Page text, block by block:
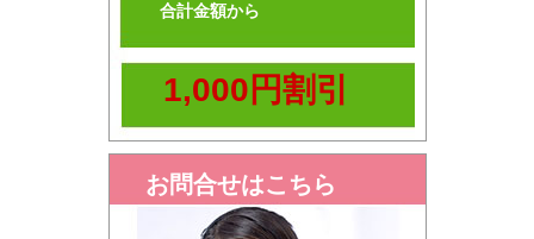
合計金額から
1,000円割引
お問合せはこちら